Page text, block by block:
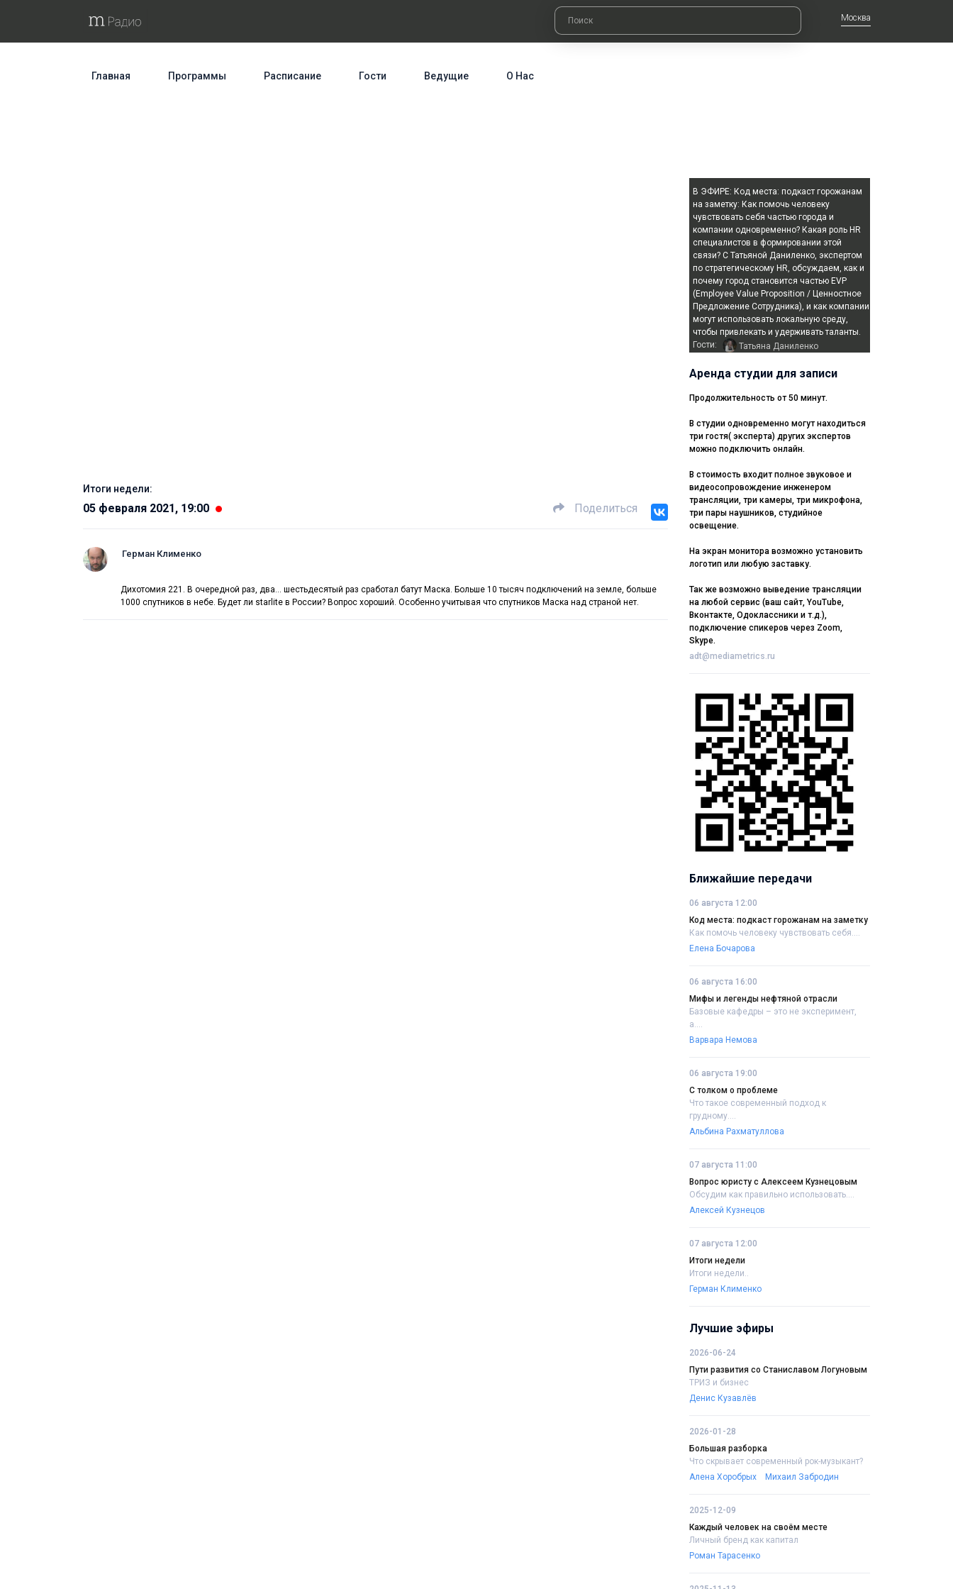
Москва
Главная Программы Расписание Гости Ведущие О Нас
Итоги недели:
05 февраля 2021, 19:00 Поделиться
Герман Клименко
Дихотомия 221. В очередной раз, два... шестьдесятый раз сработал батут Маска. Больше 10 тысяч подключений на земле, больше
1000 спутников в небе. Будет ли starlite в России? Вопрос хороший. Особенно учитывая что спутников Маска над страной нет.
В ЭФИРЕ: Код места: подкаст горожанам
на заметку: Как помочь человеку
чувствовать себя частью города и
компании одновременно? Какая роль HR
специалистов в формировании этой
связи? С Татьяной Даниленко, экспертом
по стратегическому HR, обсуждаем, как и
почему город становится частью EVP
(Employee Value Proposition / Ценностное
Предложение Сотрудника), и как компании
могут использовать локальную среду,
чтобы привлекать и удерживать таланты.
Гости:
Татьяна Даниленко
Аренда студии для записи
Продолжительность от 50 минут.
В студии одновременно могут находиться
три гостя( эксперта) других экспертов
можно подключить онлайн.
В стоимость входит полное звуковое и
видеосопровождение инженером
трансляции, три камеры, три микрофона,
три пары наушников, студийное
освещение.
На экран монитора возможно установить
логотип или любую заставку.
Так же возможно выведение трансляции
на любой сервис (ваш сайт, YouTube,
Вконтакте, Одоклассники и т.д.),
подключение спикеров через Zoom,
Skype.
adt@mediametrics.ru
Ближайшие передачи
06 августа 12:00
Код места: подкаст горожанам на заметку
Как помочь человеку чувствовать себя....
Елена Бочарова
06 августа 16:00
Мифы и легенды нефтяной отрасли
Базовые кафедры – это не эксперимент,
а....
Варвара Немова
06 августа 19:00
С толком о проблеме
Что такое современный подход к
грудному....
Альбина Рахматуллова
07 августа 11:00
Вопрос юристу с Алексеем Кузнецовым
Обсудим как правильно использовать....
Алексей Кузнецов
07 августа 12:00
Итоги недели
Итоги недели..
Герман Клименко
Лучшие эфиры
2026-06-24
Пути развития со Станиславом Логуновым
ТРИЗ и бизнес
Денис Кузавлёв
2026-01-28
Большая разборка
Что скрывает современный рок-музыкант?
Алена Хоробрых
Михаил Забродин
2025-12-09
Каждый человек на своём месте
Личный бренд как капитал
Роман Тарасенко